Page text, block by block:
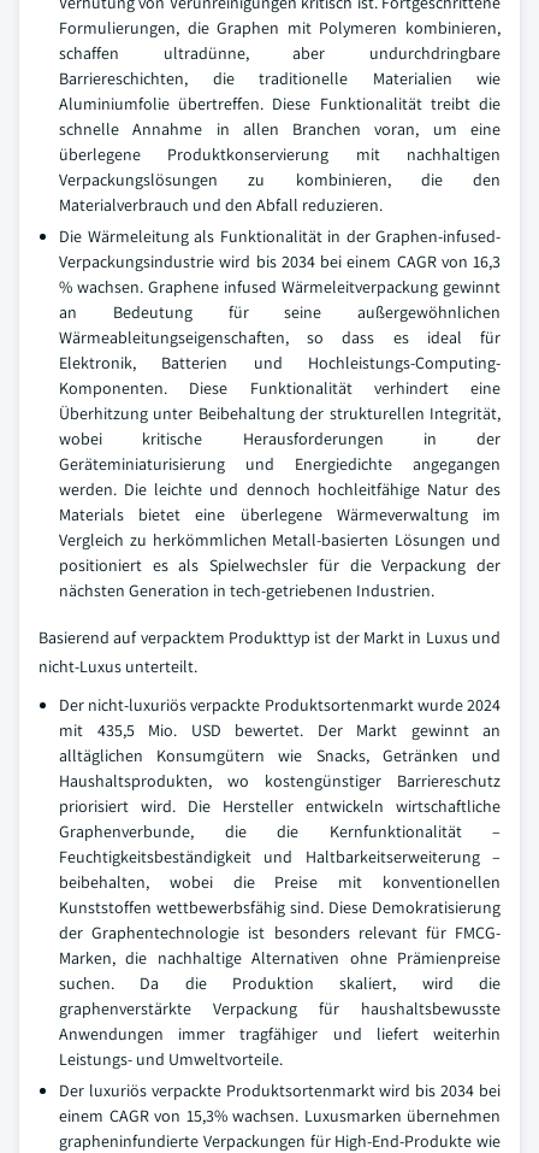
Formulierungen, die Graphen mit Polymeren kombinieren,
schaffen ultradünne, aber undurchdringbare
Barriereschichten, die traditionelle Materialien wie
Aluminiumfolie übertreffen. Diese Funktionalität treibt die
schnelle Annahme in allen Branchen voran, um eine
überlegene Produktkonservierung mit nachhaltigen
Verpackungslösungen zu kombinieren, die den
Materialverbrauch und den Abfall reduzieren.
Die Wärmeleitung als Funktionalität in der Graphen-infused-
Verpackungsindustrie wird bis 2034 bei einem CAGR von 16,3
% wachsen. Graphene infused Wärmeleitverpackung gewinnt
an Bedeutung für seine außergewöhnlichen
Wärmeableitungseigenschaften, so dass es ideal für
Elektronik, Batterien und Hochleistungs-Computing-
Komponenten. Diese Funktionalität verhindert eine
Überhitzung unter Beibehaltung der strukturellen Integrität,
wobei kritische Herausforderungen in der
Geräteminiaturisierung und Energiedichte angegangen
werden. Die leichte und dennoch hochleitfähige Natur des
Materials bietet eine überlegene Wärmeverwaltung im
Vergleich zu herkömmlichen Metall-basierten Lösungen und
positioniert es als Spielwechsler für die Verpackung der
nächsten Generation in tech-getriebenen Industrien.
Basierend auf verpacktem Produkttyp ist der Markt in Luxus und
nicht-Luxus unterteilt.
Der nicht-luxuriös verpackte Produktsortenmarkt wurde 2024
mit 435,5 Mio. USD bewertet. Der Markt gewinnt an
alltäglichen Konsumgütern wie Snacks, Getränken und
Haushaltsprodukten, wo kostengünstiger Barriereschutz
priorisiert wird. Die Hersteller entwickeln wirtschaftliche
Graphenverbunde, die die Kernfunktionalität –
Feuchtigkeitsbeständigkeit und Haltbarkeitserweiterung –
beibehalten, wobei die Preise mit konventionellen
Kunststoffen wettbewerbsfähig sind. Diese Demokratisierung
der Graphentechnologie ist besonders relevant für FMCG-
Marken, die nachhaltige Alternativen ohne Prämienpreise
suchen. Da die Produktion skaliert, wird die
graphenverstärkte Verpackung für haushaltsbewusste
Anwendungen immer tragfähiger und liefert weiterhin
Leistungs- und Umweltvorteile.
Der luxuriös verpackte Produktsortenmarkt wird bis 2034 bei
einem CAGR von 15,3% wachsen. Luxusmarken übernehmen
grapheninfundierte Verpackungen für High-End-Produkte wie